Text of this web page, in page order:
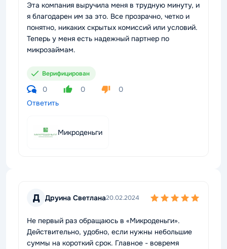
Эта компания выручила меня в трудную минуту, и
я благодарен им за это. Все прозрачно, четко и
понятно, никаких скрытых комиссий или условий.
Теперь у меня есть надежный партнер по
микрозаймам.
Верифицирован
0 0
0
Ответить
Микроденьги
Д Друина Светлана20.02.2024
Не первый раз обращаюсь в «Микроденьги».
Действительно, удобно, если нужны небольшие
суммы на короткий срок. Главное - вовремя